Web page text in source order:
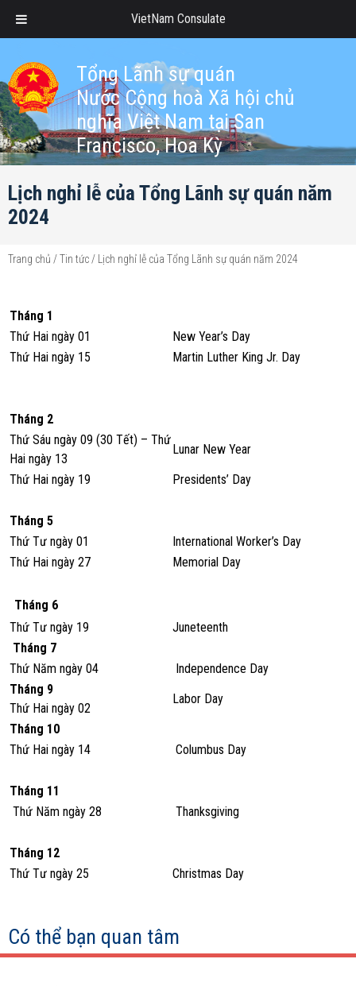
Tổng Lãnh sự quán
Nước Cộng hoà Xã hội chủ
nghĩa Việt Nam tại San
Francisco, Hoa Kỳ
Lịch nghỉ lễ của Tổng Lãnh sự quán năm
2024
Trang chủ /Tin tức / Lịch nghỉ lễ của Tổng Lãnh sự quán năm 2024
Tháng 1
Thứ Hai ngày 01
New Year’s Day
Thứ Hai ngày 15
Martin Luther King Jr. Day
Tháng 2
Thứ Sáu ngày 09 (30 Tết) – Thứ
Hai ngày 13
Lunar New Year
Thứ Hai ngày 19
Presidents’ Day
Tháng 5
Thứ Tư ngày 01
International Worker’s Day
Thứ Hai ngày 27
Memorial Day
Tháng 6
Thứ Tư ngày 19
Juneteenth
Tháng 7
Thứ Năm ngày 04
Independence Day
Tháng 9
Thứ Hai ngày 02
Labor Day
Tháng 10
Thứ Hai ngày 14
Columbus Day
Tháng 11
Thứ Năm ngày 28
Thanksgiving
Tháng 12
Thứ Tư ngày 25
Christmas Day
Có thể bạn quan tâm
VietNam Consulate